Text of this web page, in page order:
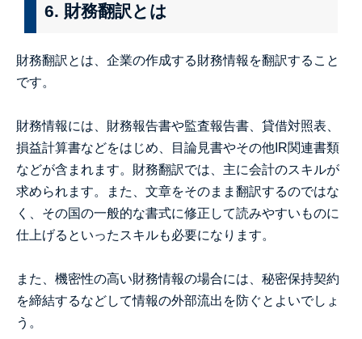
6. 財務翻訳とは
財務翻訳とは、企業の作成する財務情報を翻訳すること
です。
財務情報には、財務報告書や監査報告書、貸借対照表、
損益計算書などをはじめ、目論見書やその他IR関連書類
などが含まれます。財務翻訳では、主に会計のスキルが
求められます。また、文章をそのまま翻訳するのではな
く、その国の一般的な書式に修正して読みやすいものに
仕上げるといったスキルも必要になります。
また、機密性の高い財務情報の場合には、秘密保持契約
を締結するなどして情報の外部流出を防ぐとよいでしょ
う。